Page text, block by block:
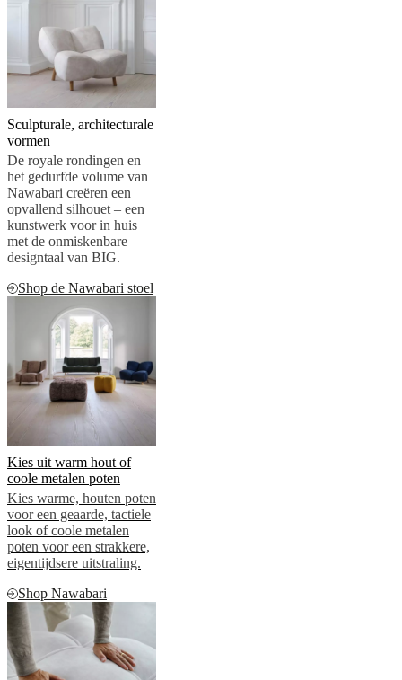
Sculpturale, architecturale
vormen
De royale rondingen en
het gedurfde volume van
Nawabari creëren een
opvallend silhouet – een
kunstwerk voor in huis
met de onmiskenbare
designtaal van BIG.
Shop de Nawabari stoel
Kies uit warm hout of
coole metalen poten
Kies warme, houten poten
voor een geaarde, tactiele
look of coole metalen
poten voor een strakkere,
eigentijdsere uitstraling.
Shop Nawabari